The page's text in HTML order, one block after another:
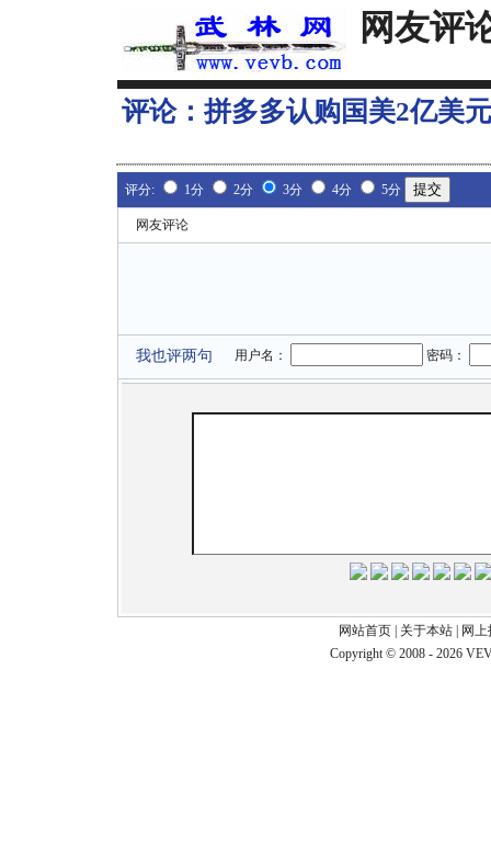
网友评
评论：拼多多认购国美2亿美
评分: 1分 2分 3分 4分 5分
网友评论
我也评两句 用户名： 密码：
网站首页 关于本站
网
Copyright © 2008 - 2026